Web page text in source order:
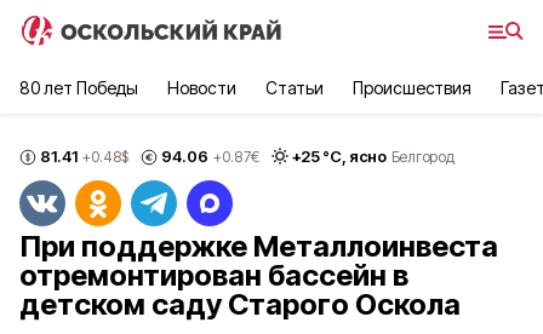
80 лет Победы Новости Статьи Происшествия
81.41 +0.48$ 94.06 +0.87€ +25°С, ясно Белгород
При поддержке Металлоинвеста
отремонтирован бассейн в
детском саду Старого Оскола